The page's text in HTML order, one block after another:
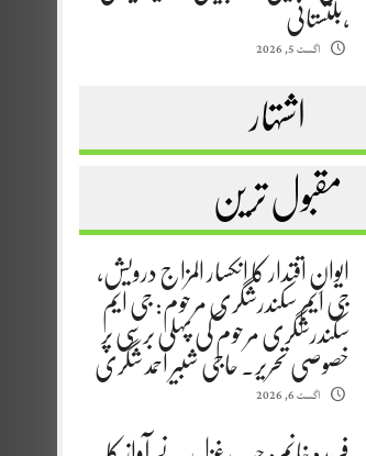
،بلتستانی
اگست 5, 2026
اشتہار
مقبول ترین
ایوانِ اقتدار کا انکسار المزاج درویش،
جی ایم سکندرشگری مرحوم: جی ایم
سکندرشگری مرحوم کی پہلی برسی پر
خصوصی تحریر. حاجی شبیر احمد شگری
اگست 6, 2026